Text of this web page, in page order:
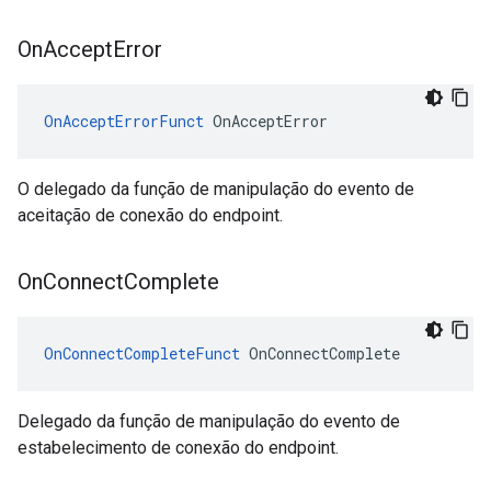
OnAcceptError
OnAcceptErrorFunct OnAcceptError
O delegado da função de manipulação do evento de
aceitação de conexão do endpoint.
OnConnectComplete
OnConnectCompleteFunct OnConnectComplete
Delegado da função de manipulação do evento de
estabelecimento de conexão do endpoint.